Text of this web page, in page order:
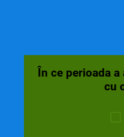
În ce perioada
cu